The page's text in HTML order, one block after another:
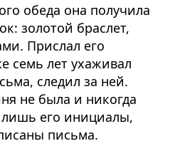
обеда она получила
золотой браслет,
Прислал его
семь лет ухаживал
следил за ней.
не была и никогда
лишь его инициалы,
письма.